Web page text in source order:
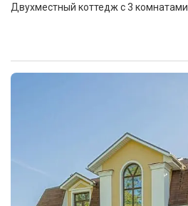
Двухместный коттедж с 3 комнатами